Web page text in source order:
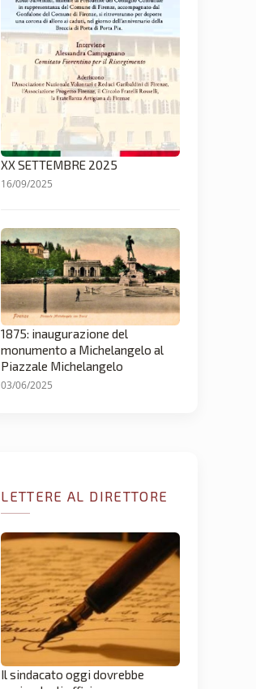
XX SETTEMBRE 2025
16/09/2025
1875: inaugurazione del
monumento a Michelangelo al
Piazzale Michelangelo
03/06/2025
LETTERE AL DIRETTORE
Il sindacato oggi dovrebbe